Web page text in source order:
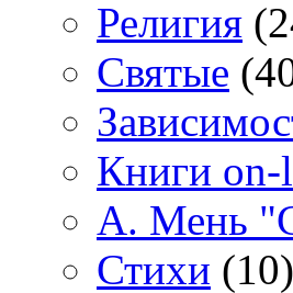
Религия
Святые
Книги on-
А. Мень
Стихи (10)